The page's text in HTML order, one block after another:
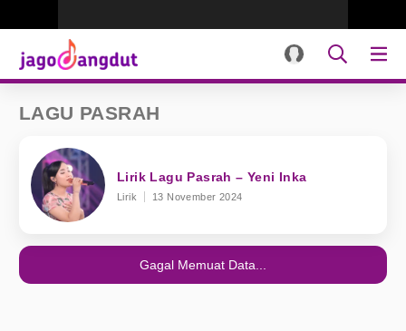
LAGU PASRAH
Lirik Lagu Pasrah – Yeni Inka
Lirik 13 November 2024
Gagal Memuat Data...